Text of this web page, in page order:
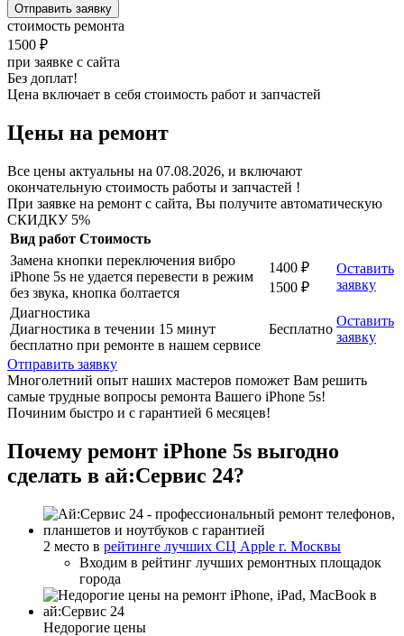
Отправить заявку
стоимость ремонта
1500 ₽
при заявке с сайта
Без доплат!
Цена включает в себя стоимость работ и запчастей
Цены на ремонт
Все цены актуальны на 07.08.2026, и включают
окончательную стоимость работы и запчастей !
При заявке на ремонт с сайта, Вы получите автоматическую
СКИДКУ 5%
Вид работ Стоимость
Замена кнопки переключения вибро
iPhone 5s не удается перевести в режим
без звука, кнопка болтается
1400 ₽
1500 ₽
Оставить
заявку
Диагностика
Диагностика в течении 15 минут
бесплатно при ремонте в нашем сервисе
Бесплатно
Оставить
заявку
Отправить заявку
Многолетний опыт наших мастеров поможет Вам решить
самые трудные вопросы ремонта Вашего iPhone 5s!
Починим быстро и с гарантией 6 месяцев!
Почему ремонт iPhone 5s выгодно
сделать в ай:Сервис 24?
2 место в рейтинге лучших СЦ Apple г. Москвы
Входим в рейтинг лучших ремонтных площадок
города
Недорогие цены